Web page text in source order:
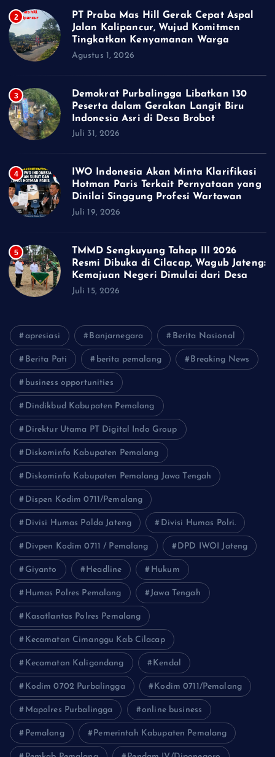
2
PT Praba Mas Hill Gerak Cepat Aspal
Jalan Kalipancur, Wujud Komitmen
Tingkatkan Kenyamanan Warga
Agustus 1, 2026
3
Demokrat Purbalingga Libatkan 130
Peserta dalam Gerakan Langit Biru
Indonesia Asri di Desa Brobot
Juli 31, 2026
4
IWO Indonesia Akan Minta Klarifikasi
Hotman Paris Terkait Pernyataan yang
Dinilai Singgung Profesi Wartawan
Juli 19, 2026
5
TMMD Sengkuyung Tahap III 2026
Resmi Dibuka di Cilacap, Wagub Jateng:
Kemajuan Negeri Dimulai dari Desa
Juli 15, 2026
apresiasi Banjarnegara Berita Nasional
Berita Pati berita pemalang Breaking News
business opportunities
Dindikbud Kabupaten Pemalang
Direktur Utama PT Digital Indo Group
Diskominfo Kabupaten Pemalang
Diskominfo Kabupaten Pemalang Jawa Tengah
Dispen Kodim 0711/Pemalang
Divisi Humas Polda Jateng Divisi Humas Polri.
Divpen Kodim 0711 / Pemalang DPD IWOI Jateng
Giyanto Headline Hukum
Humas Polres Pemalang Jawa Tengah
Kasatlantas Polres Pemalang
Kecamatan Cimanggu Kab Cilacap
Kecamatan Kaligondang Kendal
Kodim 0702 Purbalingga Kodim 0711/Pemalang
Mapolres Purbalingga online business
Pemalang Pemerintah Kabupaten Pemalang